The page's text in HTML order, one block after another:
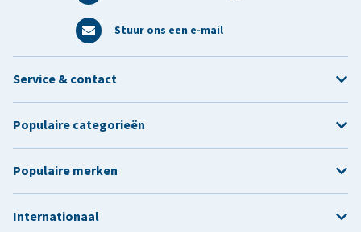
Stuur ons een e-mail
Service & contact
Populaire categorieën
Populaire merken
Internationaal